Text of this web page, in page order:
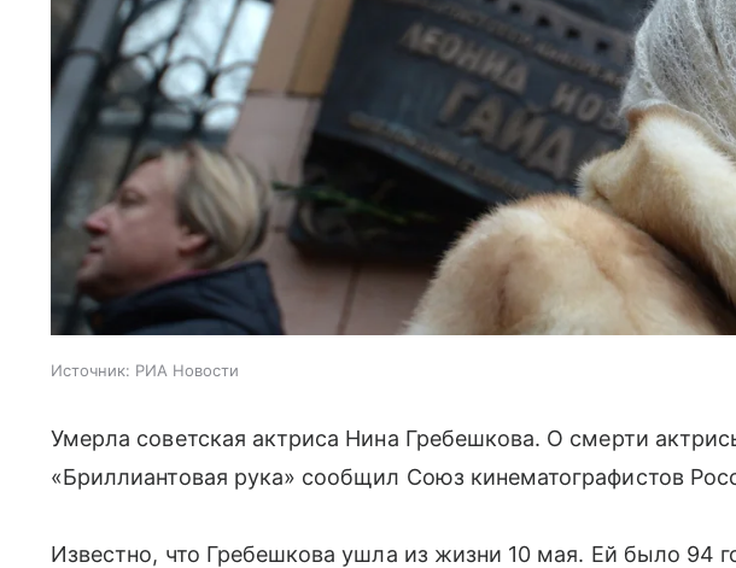
Источник: РИА Новости
Умерла советская актриса Нина Гребешкова. О смерти
«Бриллиантовая рука» сообщил Союз кинематографистов
Известно, что Гребешкова ушла из жизни 10 мая. Ей было 94